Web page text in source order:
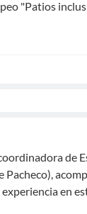
"Patios
de
Pacheco),
en